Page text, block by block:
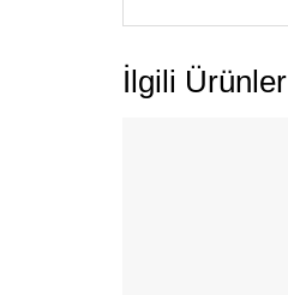
İlgili Ürünler